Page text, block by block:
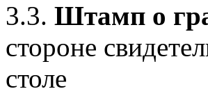
3.3. Штамп о
стороне
столе